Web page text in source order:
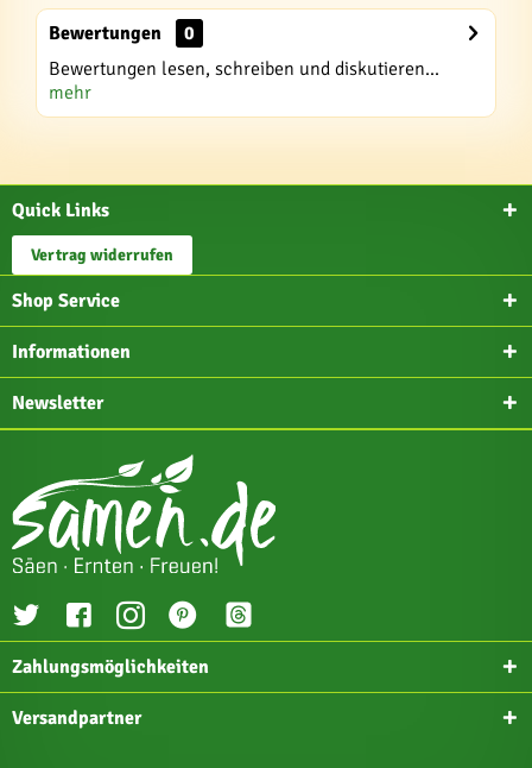
Bewertungen
0
Bewertungen lesen, schreiben und diskutieren...
mehr
Quick Links
Vertrag widerrufen
Shop Service
Informationen
Newsletter
Zahlungsmöglichkeiten
Versandpartner